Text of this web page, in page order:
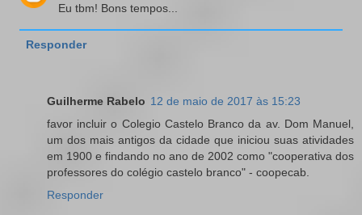
Eu tbm! Bons tempos...
Responder
Guilherme Rabelo 12 de maio de 2017 às 15:23
favor incluir o Colegio Castelo Branco da av. Dom Manuel,
um dos mais antigos da cidade que iniciou suas atividades
em 1900 e findando no ano de 2002 como "cooperativa dos
professores do colégio castelo branco" - coopecab.
Responder